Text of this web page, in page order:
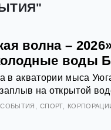
волна –
воды
в акватории мыса
на открытой
СОБЫТИЯ СПОРТ